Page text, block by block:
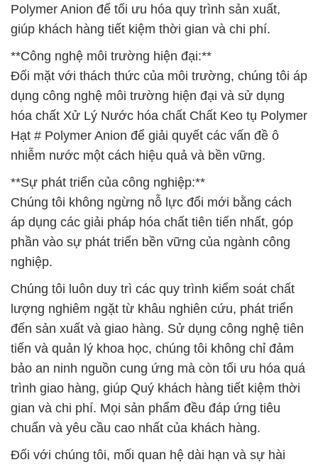
Polymer Anion để tối ưu hóa quy trình sản xuất,
giúp khách hàng tiết kiệm thời gian và chi phí.
**Công nghệ môi trường hiện đại:**
Đối mặt với thách thức của môi trường, chúng tôi áp
dụng công nghệ môi trường hiện đại và sử dụng
hóa chất Xử Lý Nước hóa chất Chất Keo tụ Polymer
Hạt # Polymer Anion để giải quyết các vấn đề ô
nhiễm nước một cách hiệu quả và bền vững.
**Sự phát triển của công nghiệp:**
Chúng tôi không ngừng nỗ lực đổi mới bằng cách
áp dụng các giải pháp hóa chất tiên tiến nhất, góp
phần vào sự phát triển bền vững của ngành công
nghiệp.
Chúng tôi luôn duy trì các quy trình kiểm soát chất
lượng nghiêm ngặt từ khâu nghiên cứu, phát triển
đến sản xuất và giao hàng. Sử dụng công nghệ tiên
tiến và quản lý khoa học, chúng tôi không chỉ đảm
bảo an ninh nguồn cung ứng mà còn tối ưu hóa quá
trình giao hàng, giúp Quý khách hàng tiết kiệm thời
gian và chi phí. Mọi sản phẩm đều đáp ứng tiêu
chuẩn và yêu cầu cao nhất của khách hàng.
Đối với chúng tôi, mối quan hệ dài hạn và sự hài